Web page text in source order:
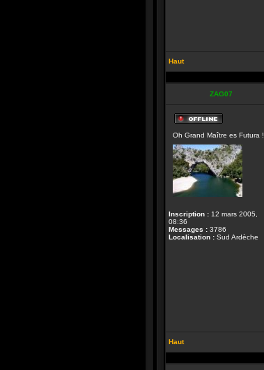
Haut
ZAG07
ligne
Oh Grand Maître es Futura !
Inscription : 12 mars 2005,
08:36
Messages : 3786
Localisation : Sud Ardèche
Haut